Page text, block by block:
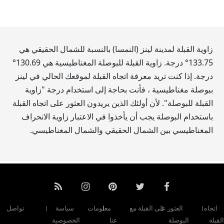
زاوية القبلة لمدينة لينز (النمسا) بالنسبة للشمال الحقيقي هي
133.75° درجة. زاوية القبلة للبوصلة المغناطيسية هي130.69
°
درجة. إذا كنت تريد معرفة اتجاه القبلة لموقعك الحالي في لينز
ببوصلة مغناطيسية ، فأنت بحاجة إلى استخدام درجة "زاوية
القبلة للبوصلة". لأن أولئك الذين يريدون العثور على اتجاه القبلة
باستخدام البوصلة يجب أن يأخذوا في الاعتبار زاوية الانحراف
المغناطيسي بين الشمال الحقيقي والشمال المغناطيسي.
اتجاه
القبلة
العثور على القبلة مع
البوصلة
معلومات
عنا
سياسة
الخصوصية
تواصل